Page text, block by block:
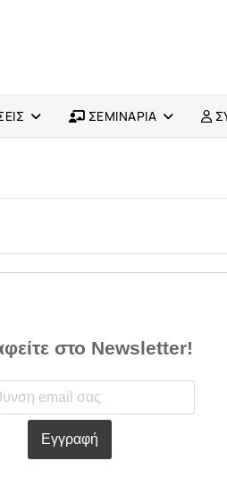
ΣΕΜΙΝΑΡΙΑ
στο Newsletter!
Εγγραφή